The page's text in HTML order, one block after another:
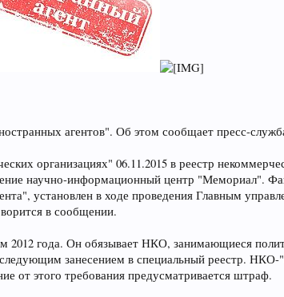
агентов". Об этом сообщает пресс-
организациях" 06.11.2015 в реестр
научно-информационный центр "Мемориал".
установлен в ходе проведения Главным
в сообщении.
года. Он обязывает НКО, занимающиеся
занесением в специальный реестр.
от этого требования предусматривается штраф.